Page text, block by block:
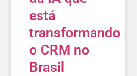
está
transformando
o CRM no
Brasil